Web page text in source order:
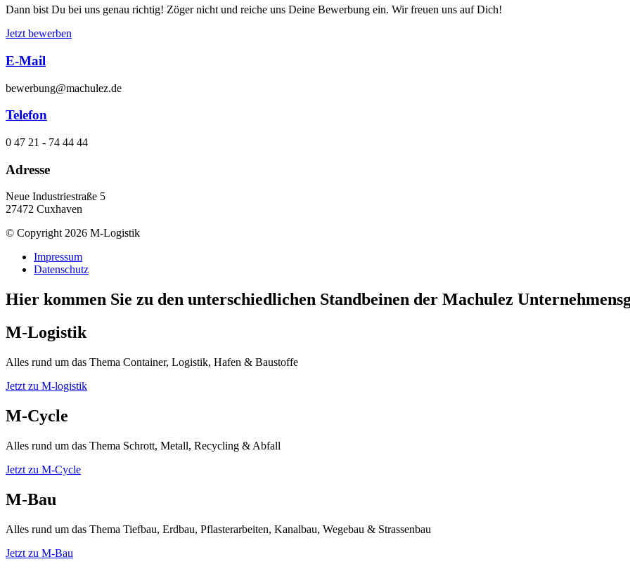
Dann bist Du bei uns genau richtig! Zöger nicht und reiche uns Deine Bewerbung ein. Wir freuen uns auf Dich!
Jetzt bewerben
E-Mail
bewerbung@machulez.de
Telefon
0 47 21 - 74 44 44
Adresse
Neue Industriestraße 5
27472 Cuxhaven
© Copyright 2026 M-Logistik
Impressum
Datenschutz
Hier kommen Sie zu den unterschiedlichen Standbeinen der Machulez
M-Logistik
Alles rund um das Thema Container, Logistik, Hafen & Baustoffe
Jetzt zu M-logistik
M-Cycle
Alles rund um das Thema Schrott, Metall, Recycling & Abfall
Jetzt zu M-Cycle
M-Bau
Alles rund um das Thema Tiefbau, Erdbau, Pflasterarbeiten, Kanalbau, Wegebau & Strassenbau
Jetzt zu M-Bau